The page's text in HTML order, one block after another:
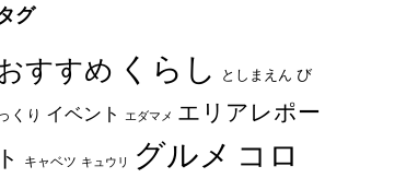
グ
すすめ くらし としまえん び
くり イベント エダマメ エリアレポー
ト
キャベツ キュウリ グルメ コロ